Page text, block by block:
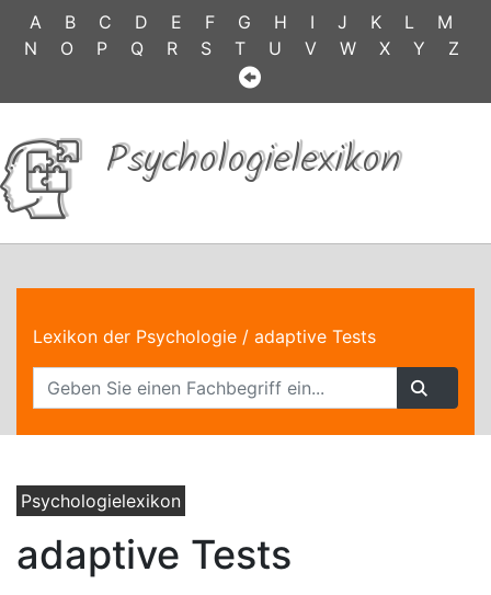
A B C D E F G H I J K L
M
N
O P Q R S T U V W X Y Z
Psychologielexikon
Lexikon der Psychologie / adaptive Tests
Psychologielexikon
adaptive Tests